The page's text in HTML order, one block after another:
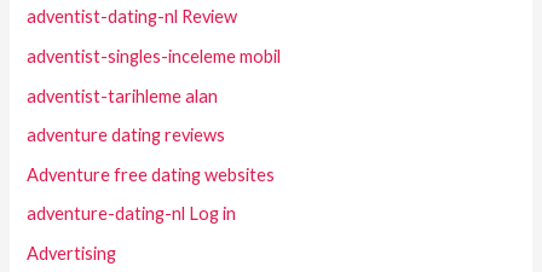
adventist-dating-nl Review
adventist-singles-inceleme mobil
adventist-tarihleme alan
adventure dating reviews
Adventure free dating websites
adventure-dating-nl Log in
Advertising